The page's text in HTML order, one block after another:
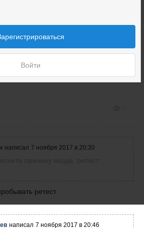
Войти
написал 7 ноября 2017 в 20:30
ретест
написал 7 ноября 2017 в 20:46